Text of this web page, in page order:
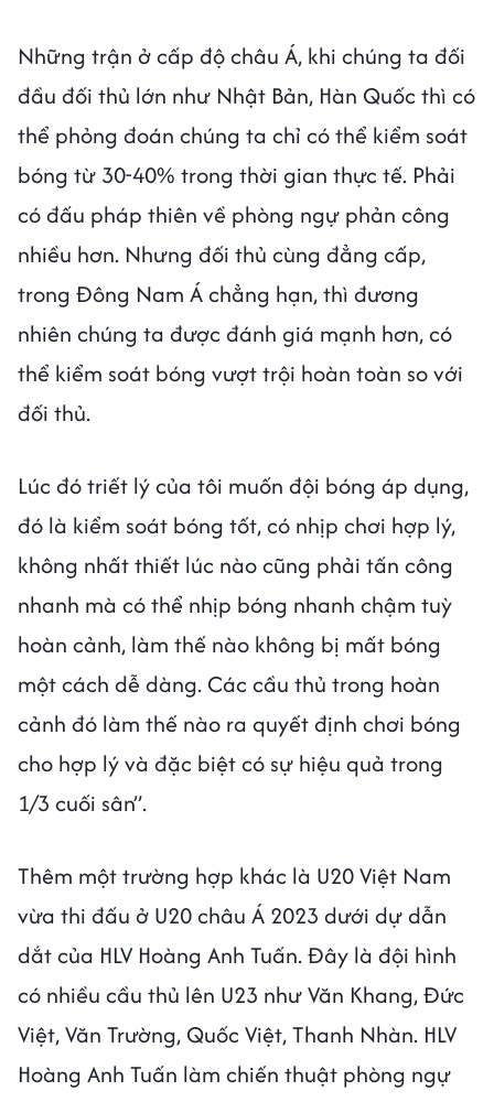
Những trận ở cấp độ châu Á, khi chúng ta đối
đầu đối thủ lớn như Nhật Bản, Hàn Quốc thì có
thể phỏng đoán chúng ta chỉ có thể kiểm soát
bóng từ 30-40% trong thời gian thực tế. Phải
có đấu pháp thiên về phòng ngự phản công
nhiều hơn. Nhưng đối thủ cùng đẳng cấp,
trong Đông Nam Á chẳng hạn, thì đương
nhiên chúng ta được đánh giá mạnh hơn, có
thể kiểm soát bóng vượt trội hoàn toàn so với
đối thủ.
Lúc đó triết lý của tôi muốn đội bóng áp dụng,
đó là kiểm soát bóng tốt, có nhịp chơi hợp lý,
không nhất thiết lúc nào cũng phải tấn công
nhanh mà có thể nhịp bóng nhanh chậm tuỳ
hoàn cảnh, làm thế nào không bị mất bóng
một cách dễ dàng. Các cầu thủ trong hoàn
cảnh đó làm thế nào ra quyết định chơi bóng
cho hợp lý và đặc biệt có sự hiệu quả trong
1/3 cuối sân”.
Thêm một trường hợp khác là U20 Việt Nam
vừa thi đấu ở U20 châu Á 2023 dưới dự dẫn
dắt của HLV Hoàng Anh Tuấn. Đây là đội hình
có nhiều cầu thủ lên U23 như Văn Khang, Đức
Việt, Văn Trường, Quốc Việt, Thanh Nhàn. HLV
Hoàng Anh Tuấn làm chiến thuật phòng ngự